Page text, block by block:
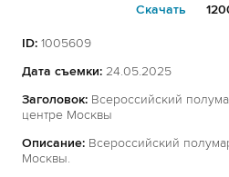
Cкачать
ID: 1005609
Дата съемки: 24.05.2025
Заголовок: Всероссийский
центре Москвы
Описание: Всероссийский
Москвы.